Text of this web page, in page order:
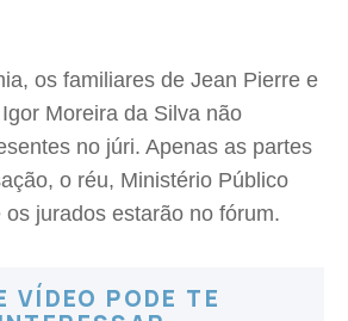
os familiares de Jean Pierre e
Moreira da Silva não
no júri. Apenas as partes
o réu, Ministério Público
jurados estarão no fórum.
VÍDEO PODE TE